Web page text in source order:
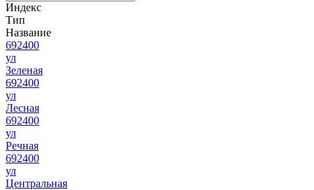
Индекс
Тип
Название
692400
ул
Зеленая
692400
ул
Лесная
692400
ул
Речная
692400
ул
Центральная